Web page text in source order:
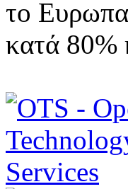
το
κατά 80%